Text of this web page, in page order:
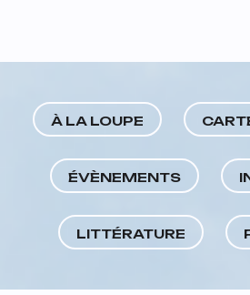
À LA LOUPE
ÉVÈNEMENTS
LITTÉRATURE